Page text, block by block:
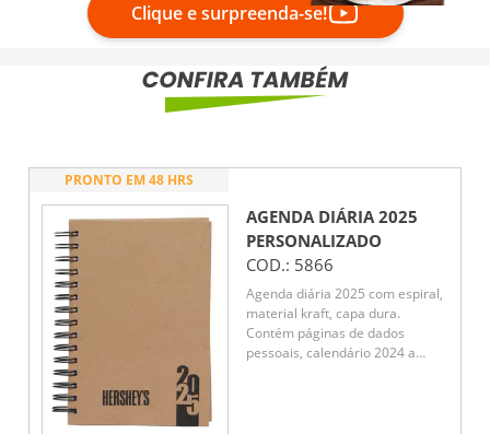
Clique e surpreenda-se!
PRONTO EM 48 HRS
AGENDA DIÁRIA 2025
PERSONALIZADO
COD.: 5866
Agenda diária 2025 com espiral,
material kraft, capa dura.
Contém páginas de dados
pessoais, calendário 2024 a